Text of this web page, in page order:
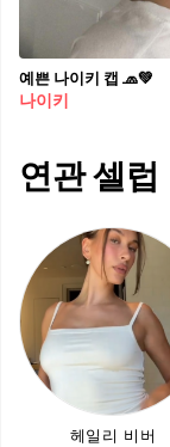
예쁜 나이키 캡 🧢💚
나이키
연관 셀럽
헤일리 비버